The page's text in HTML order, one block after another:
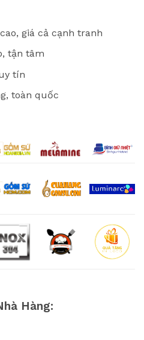
giá cả cạnh tranh
tận tâm
tín
toàn quốc
Hàng: